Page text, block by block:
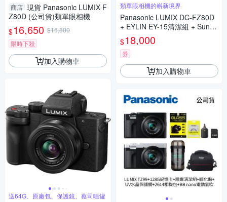
商店 現貨 Panasonic LUMIX F
Z80D (公司貨)類單眼相機
$16,650 $16,800
限時下殺
加入購物車
送64G、原廠包、保護鏡、蔡司噴罐
類單眼相機的嶄新境界
Panasonic LUMIX DC-FZ80D
+ EYLIN EY-15清潔組 + SunLi
ght ZY-2614相機包 + EirMai 銳
瑪 HD-100C電子除濕卡 FZ80
D (公司貨)
$18,000
券
加入購物車